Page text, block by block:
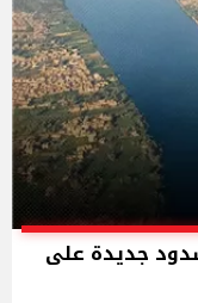
مخطط إثيوبي لبناء 3 سدود جديدة على